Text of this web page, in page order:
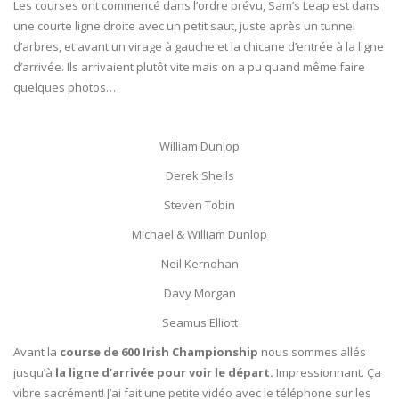
Les courses ont commencé dans l’ordre prévu, Sam’s Leap est dans
une courte ligne droite avec un petit saut, juste après un tunnel
d’arbres, et avant un virage à gauche et la chicane d’entrée à la ligne
d’arrivée. Ils arrivaient plutôt vite mais on a pu quand même faire
quelques photos…
William Dunlop
Derek Sheils
Steven Tobin
Michael & William Dunlop
Neil Kernohan
Davy Morgan
Seamus Elliott
Avant la course de 600 Irish Championship nous sommes allés
jusqu’à la ligne d’arrivée pour voir le départ. Impressionnant. Ça
vibre sacrément! J’ai fait une petite vidéo avec le téléphone sur les